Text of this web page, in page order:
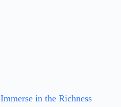
Immerse in the Richness